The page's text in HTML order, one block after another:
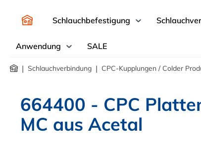
Schlauchbefestigung
Anwendung SALE
| Schlauchverbindung | CPC-Kupplungen / Colder
664400 - CPC
MC aus Acetal